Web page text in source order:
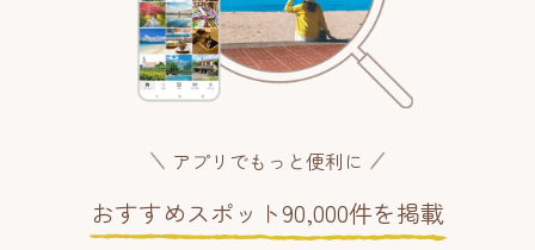
アプリでもっと便利に
おすすめスポット90,000件を掲載